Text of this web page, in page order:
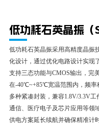
低功耗石英晶振（
低功耗石英晶振采用高精度晶振
化设计，通过优化电路设计实现
支持三态功能与CMOS输出，完
在-40℃~+85℃宽温范围内，频率
多种紧凑封装，兼容1.8V/3.3V
通信、医疗电子及芯片应用等领
供电方案延长续航并确保精准计时